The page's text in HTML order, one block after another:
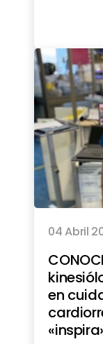
04 Abril
en